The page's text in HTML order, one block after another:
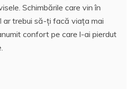
Schimbările care vin în
ar trebui să-ți facă viața mai
confort pe care l-ai pierdut